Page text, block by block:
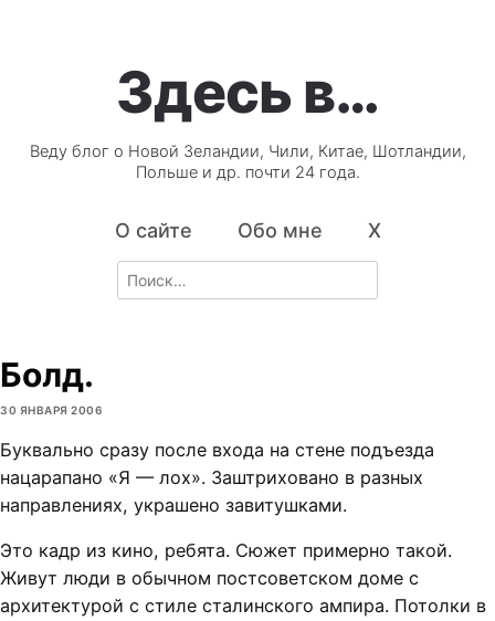
Здесь в…
Веду блог о Новой Зеландии, Чили, Китае, Шотландии,
Польше и др. почти 24 года.
О сайте Обо мне X
Search
for:
Болд.
30 ЯНВАРЯ 2006
Буквально сразу после входа на стене подъезда
нацарапано «Я — лох». Заштриховано в разных
направлениях, украшено завитушками.
Это кадр из кино, ребята. Сюжет примерно такой.
Живут люди в обычном постсоветском доме с
архитектурой с стиле сталинского ампира. Потолки в